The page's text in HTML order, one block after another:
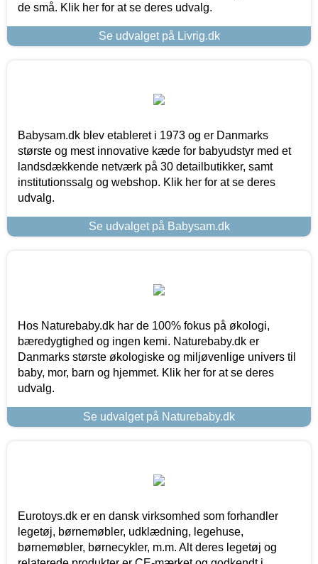
de små. Klik her for at se deres udvalg.
Se udvalget på Livrig.dk
Babysam.dk blev etableret i 1973 og er Danmarks
største og mest innovative kæde for babyudstyr med et
landsdækkende netværk på 30 detailbutikker, samt
institutionssalg og webshop. Klik her for at se deres
udvalg.
Se udvalget på Babysam.dk
Hos Naturebaby.dk har de 100% fokus på økologi,
bæredygtighed og ingen kemi. Naturebaby.dk er
Danmarks største økologiske og miljøvenlige univers til
baby, mor, barn og hjemmet. Klik her for at se deres
udvalg.
Se udvalget på Naturebaby.dk
Eurotoys.dk er en dansk virksomhed som forhandler
legetøj, børnemøbler, udklædning, legehuse,
børnemøbler, børnecykler, m.m. Alt deres legetøj og